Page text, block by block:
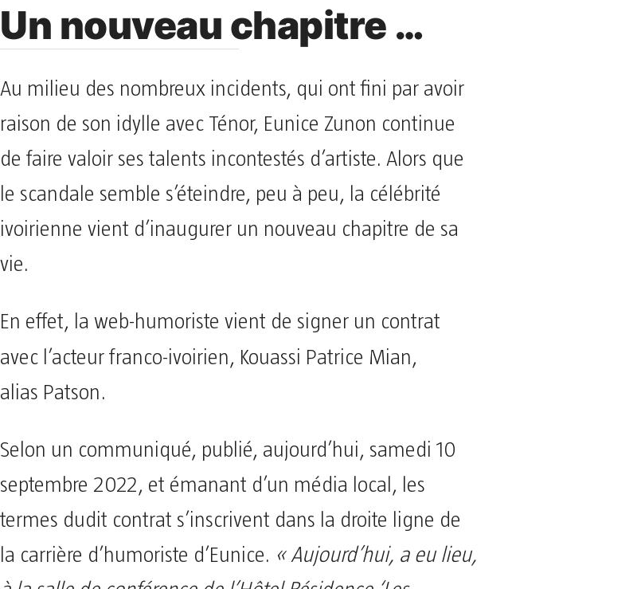
Un nouveau chapitre …
Au milieu des nombreux incidents, qui ont fini par avoir
raison de son idylle avec Ténor, Eunice Zunon continue
de faire valoir ses talents incontestés d’artiste. Alors que
le scandale semble s’éteindre, peu à peu, la célébrité
ivoirienne vient d’inaugurer un nouveau chapitre de sa
vie.
En effet, la web-humoriste vient de signer un contrat
avec l’acteur franco-ivoirien, Kouassi Patrice Mian,
alias Patson.
Selon un communiqué, publié, aujourd’hui, samedi 10
septembre 2022, et émanant d’un média local, les
termes dudit contrat s’inscrivent dans la droite ligne de
la carrière d’humoriste d’Eunice. « Aujourd’hui, a eu lieu,